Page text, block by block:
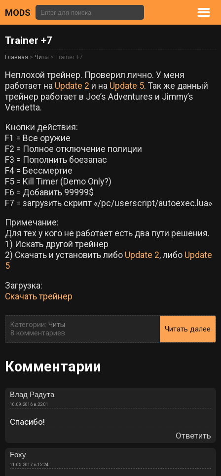
MODS
Trainer +7
Главная > Читы > Trainer +7
Неплохой трейнер. Проверил лично. У меня
работает на Update 2 и на Update 5. Так же данный
трейнер работает в Joe’s Adventures и Jimmy’s
Vendetta.
Кнопки действия:
F1 = Все оружие
F2 = Полное отключение полиции
F3 = Пополнить боезапас
F4 = Бессмертие
F5 = Kill Timer (Demo Only?)
F6 = Добавить 99999$
F7 = загрузить скрипт «/pc/userscript/autoexec.lua»
Примечание:
Для тех у кого не работает есть два пути решения.
1) Искать другой трейнер
2) Скачать и установить либо Update 2, либо Update
5
Загрузка:
Скачать трейнер
Категории: Читы
8 комментариев
Читать далее
Комментарии
Влад Радута
10.09.2016 в 22:01
Спасибо!
Ответить
Foxy
11.05.2017 в 12:24